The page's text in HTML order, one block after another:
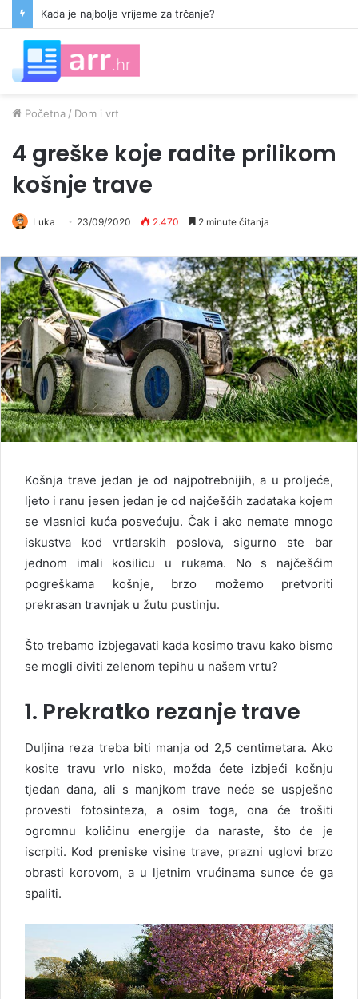
Kada je najbolje vrijeme za trčanje?
Početna / Dom i vrt
4 greške koje radite prilikom
košnje trave
Luka 23/09/2020 2.470 2 minute čitanja
Košnja trave jedan je od najpotrebnijih, a u proljeće,
ljeto i ranu jesen jedan je od najčešćih zadataka kojem
se vlasnici kuća posvećuju. Čak i ako nemate mnogo
iskustva kod vrtlarskih poslova, sigurno ste bar
jednom imali kosilicu u rukama. No s najčešćim
pogreškama košnje, brzo možemo pretvoriti
prekrasan travnjak u žutu pustinju.
Što trebamo izbjegavati kada kosimo travu kako bismo
se mogli diviti zelenom tepihu u našem vrtu?
1. Prekratko rezanje trave
Duljina reza treba biti manja od 2,5 centimetara. Ako
kosite travu vrlo nisko, možda ćete izbjeći košnju
tjedan dana, ali s manjkom trave neće se uspješno
provesti fotosinteza, a osim toga, ona će trošiti
ogromnu količinu energije da naraste, što će je
iscrpiti. Kod preniske visine trave, prazni uglovi brzo
obrasti korovom, a u ljetnim vrućinama sunce će ga
spaliti.